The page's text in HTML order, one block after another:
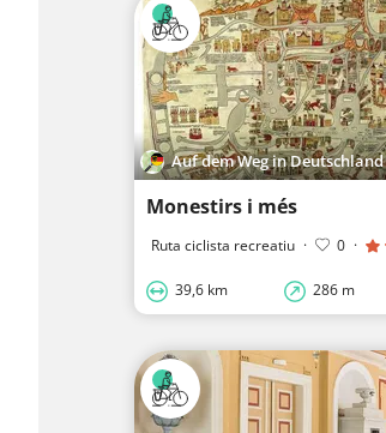
Auf dem Weg in Deutschland
Monestirs i més
Ruta ciclista recreatiu · 0 ·
39,6 km 286 m